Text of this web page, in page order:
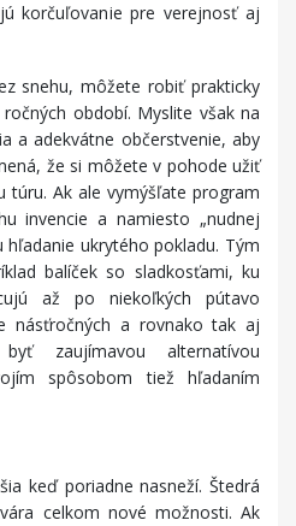
korčuľovanie pre verejnosť aj
snehu, môžete robiť prakticky
období. Myslite však na
a adekvátne občerstvenie, aby
že si môžete v pohode užiť
túru. Ak ale vymýšľate program
invencie a namiesto „nudnej
ukrytého pokladu. Tým
balíček so sladkosťami, ku
až po niekoľkých pútavo
násťročných a rovnako tak aj
zaujímavou alternatívou
spôsobom tiež hľadaním
keď poriadne nasneží. Štedrá
celkom nové možnosti. Ak